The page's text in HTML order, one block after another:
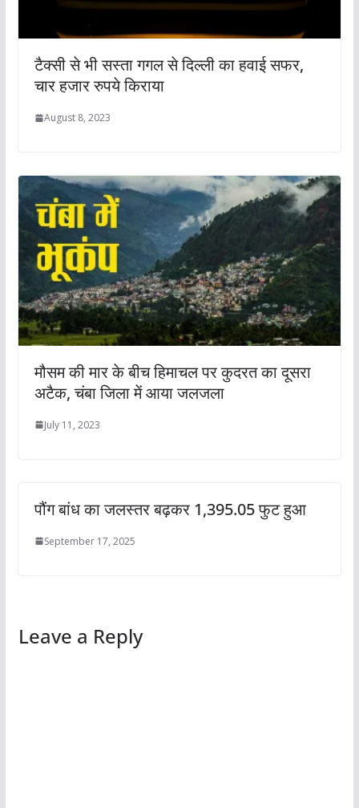
टैक्सी से भी सस्ता गगल से दिल्ली का हवाई सफर,
चार हजार रुपये किराया
August 8, 2023
मौसम की मार के बीच हिमाचल पर कुदरत का दूसरा
अटैक, चंबा जिला में आया जलजला
July 11, 2023
पौंग बांध का जलस्तर बढ़कर 1,395.05 फुट हुआ
September 17, 2025
Leave a Reply